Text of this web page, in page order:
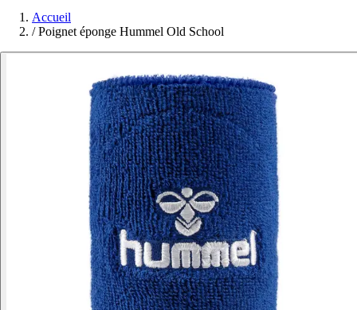
Accueil
/ Poignet éponge Hummel Old School